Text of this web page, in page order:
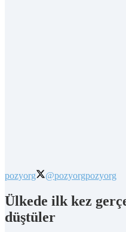
pozyorg @pozyorgpozyorg
Ülkede ilk kez
düştüler